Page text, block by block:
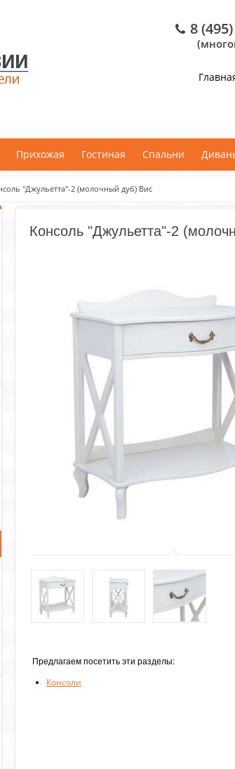
8
Прихожая Гостиная Спальни
"Джульетта"-2 (молочный дуб) Вис
Консоль "Джульетта"-2
Предлагаем посетить эти разделы:
Консоли